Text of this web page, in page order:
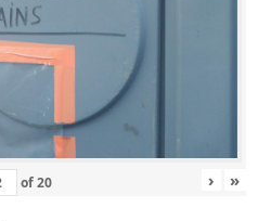
of20 › »